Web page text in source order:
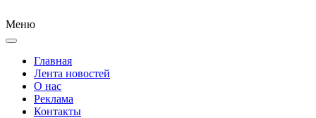
Меню
Главная
Лента новостей
О нас
Реклама
Контакты